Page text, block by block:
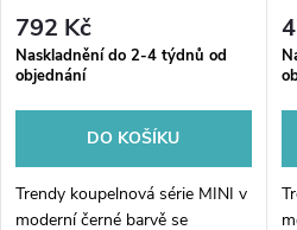
792 Kč
Naskladnění do 2-4 týdnů od
objednání
DO KOŠÍKU
Trendy koupelnová série MINI v
moderní černé barvě se